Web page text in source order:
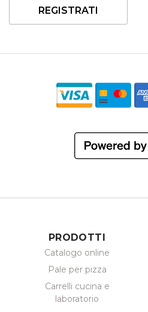
REGISTRATI
PRODOTTI
Catalogo online
Pale per pizza
Carrelli cucina e
laboratorio